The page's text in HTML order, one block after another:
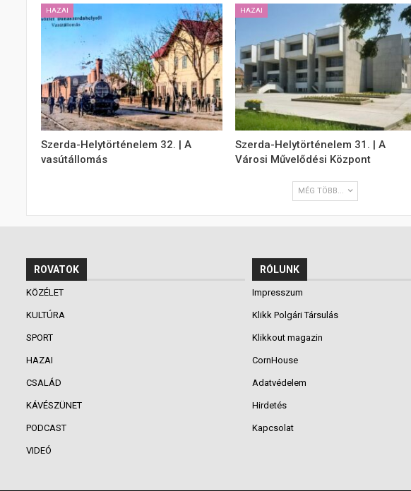
HAZAI
Szerda-Helytörténelem 32. | A
vasútállomás
HAZAI
Szerda-Helytörténelem 31. | A
Városi Művelődési Központ
MÉG TÖBB...
ROVATOK
KÖZÉLET
KULTÚRA
SPORT
HAZAI
CSALÁD
KÁVÉSZÜNET
PODCAST
VIDEÓ
RÓLUNK
Impresszum
Klikk Polgári Társulás
Klikkout magazin
CornHouse
Adatvédelem
Hirdetés
Kapcsolat